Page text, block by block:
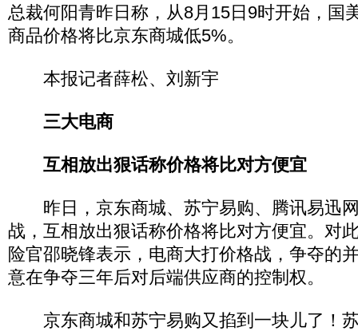
总裁何阳青昨日称，从8月15日9时开始，国
商品价格将比京东商城低5%。
本报记者薛松、刘新宇
三大电商
互相放出狠话称价格将比对方便宜
昨日，京东商城、苏宁易购、腾讯易迅
战，互相放出狠话称价格将比对方便宜。对
险官邵晓锋表示，电商大打价格战，争夺的
意在争夺三年后对后端供应商的控制权。
京东商城和苏宁易购又掐到一块儿了！